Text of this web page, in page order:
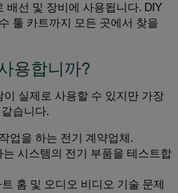
배선 및 장비에 사용됩니다. DIY
툴 카트까지 모든 곳에서 찾을
용합니까?
실제로 사용할 수 있지만 가장
습니다.
업을 하는 전기 계약업체.
는 시스템의 전기 부품을 테스트합
홈 및 오디오 비디오 기술 문제